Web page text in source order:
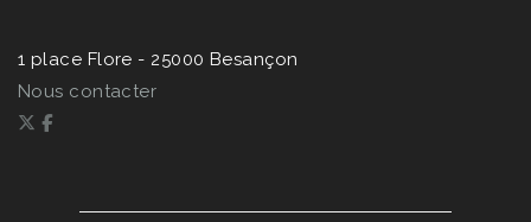
1 place Flore - 25000 Besançon
Nous contacter